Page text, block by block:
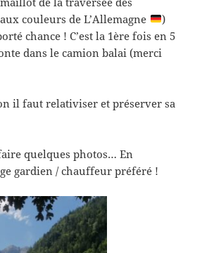
couleurs de L’Allemagne
)
chance ! C’est la 1ère fois en 5
dans le camion balai (merci
il faut relativiser et préserver sa
quelques photos… En
gardien / chauffeur préféré !